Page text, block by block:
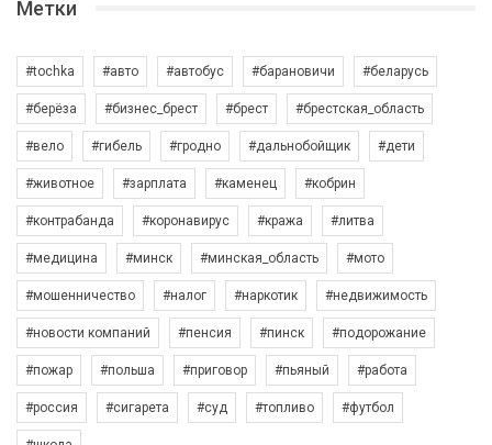
Метки
#tochka #авто #автобус #барановичи #беларусь
#берёза #бизнес_брест #брест #брестская_область
#вело #гибель #гродно #дальнобойщик #дети
#животное #зарплата #каменец #кобрин
#контрабанда #коронавирус #кража #литва
#медицина #минск #минская_область #мото
#мошенничество #налог #наркотик #недвижимость
#новости компаний #пенсия #пинск #подорожание
#пожар #польша #приговор #пьяный #работа
#россия #сигарета #суд #топливо #футбол